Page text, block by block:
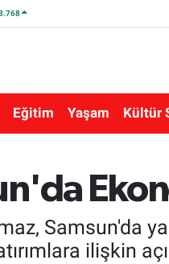
Eğitim Yaşam Kültür
Samsun'da
ilişkin